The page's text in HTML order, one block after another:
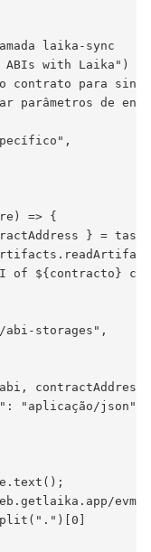
laika-sync
with Laika")
contrato para
parâmetros de
=> {
} =
of ${contracto}
abi-storages",
contractAddress
"aplicação/json"
evm/